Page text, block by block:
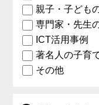
親子・子ども
専門家・先生
ICT活用事例
著名人の子育
その他